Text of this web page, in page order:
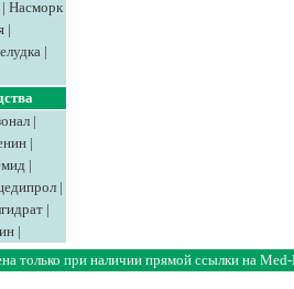
| Насморк
|
|
|
|
|
|
|
|
только при наличии прямой ссылки на